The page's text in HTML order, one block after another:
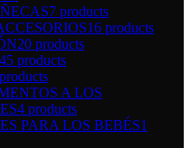
7 products
16 products
20 products
45 products
A LOS
4 products
PARA LOS BEBÉS1